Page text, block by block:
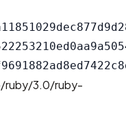
ruby/3.0/ruby-